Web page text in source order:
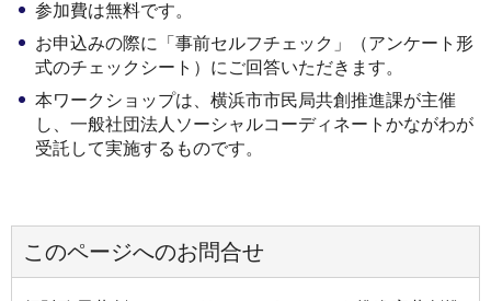
参加費は無料です。
お申込みの際に「事前セルフチェック」（アンケート形
式のチェックシート）にご回答いただきます。
本ワークショップは、横浜市市民局共創推進課が主催
し、一般社団法人ソーシャルコーディネートかながわが
受託して実施するものです。
このページへのお問合せ